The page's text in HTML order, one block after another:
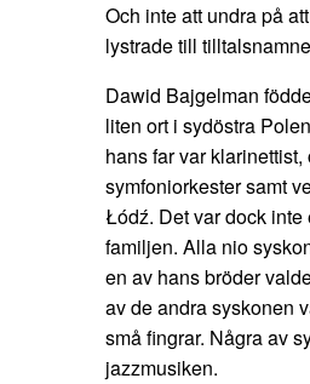
Och inte att undra på
lystrade till
Dawid Bajgelman
liten ort i sydöstra
hans far var
symfoniorkester samt
Łódź. Det var dock
familjen. Alla nio
en av hans bröder
av de andra syskonen
små fingrar. Några av
jazzmusiken.